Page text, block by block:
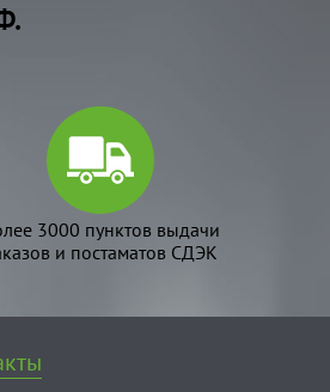
3000 пунктов выдачи
и постаматов СДЭК